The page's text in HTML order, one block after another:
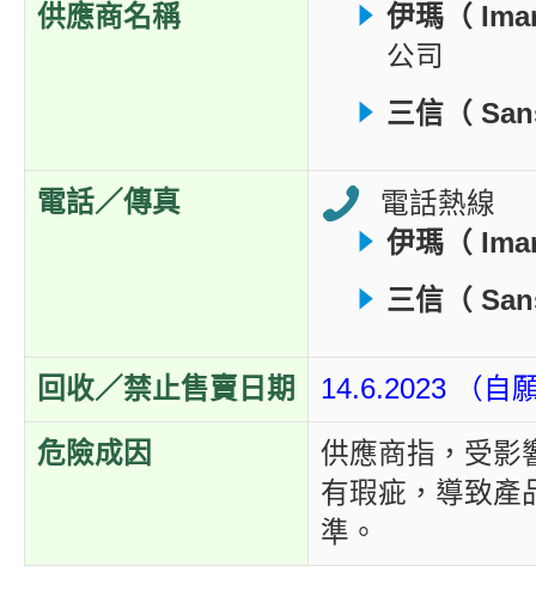
供應商名稱
伊瑪（
公司
三信（
電話／傳真
電話熱線
伊瑪（
三信（
回收／禁止售賣日期 14.6.2023 （自
危險成因
供應商指，受影
有瑕疵，導致產
準。